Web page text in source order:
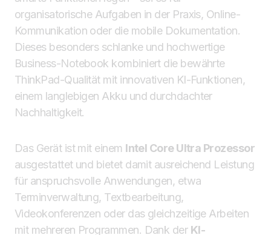
organisatorische Aufgaben in der Praxis, Online-
Kommunikation oder die mobile Dokumentation.
Dieses besonders schlanke und hochwertige
Business-Notebook kombiniert die bewährte
ThinkPad-Qualität mit innovativen KI-Funktionen,
einem langlebigen Akku und durchdachter
Nachhaltigkeit.
Das Gerät ist mit einem Intel Core Ultra Prozessor
ausgestattet und bietet damit ausreichend Leistung
für anspruchsvolle Anwendungen, etwa
Terminverwaltung, Textbearbeitung,
Videokonferenzen oder das gleichzeitige Arbeiten
mit mehreren Programmen. Dank der KI-